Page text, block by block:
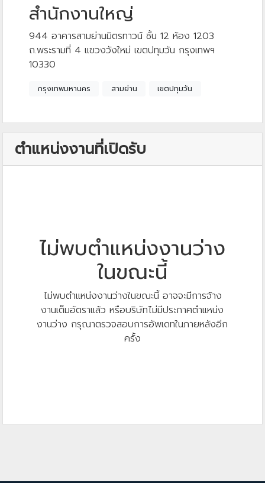
สำนักงานใหญ่
944 อาคารสามย่านมิตรทาวน์ ชั้น 12 ห้อง 1203
ถ.พระรามที่ 4 แขวงวังใหม่ เขตปทุมวัน กรุงเทพฯ
10330
กรุงเทพมหานคร สามย่าน เขตปทุมวัน
ตำแหน่งงานที่เปิดรับ
ไม่พบตำแหน่งงานว่าง
ในขณะนี้
ไม่พบตำแหน่งงานว่างในขณะนี้ อาจจะมีการจ้าง
งานเต็มอัตราแล้ว หรือบริษัทไม่มีประกาศตำแหน่ง
งานว่าง กรุณาตรวจสอบการอัพเดทในภายหลังอีก
ครั้ง